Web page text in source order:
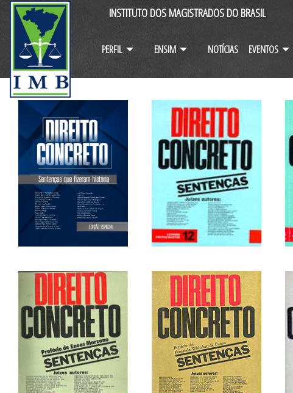
INSTITUTO DOS MAGISTRADOS DO BRASIL
PERFIL ENSIM NOTÍCIAS EVENTOS